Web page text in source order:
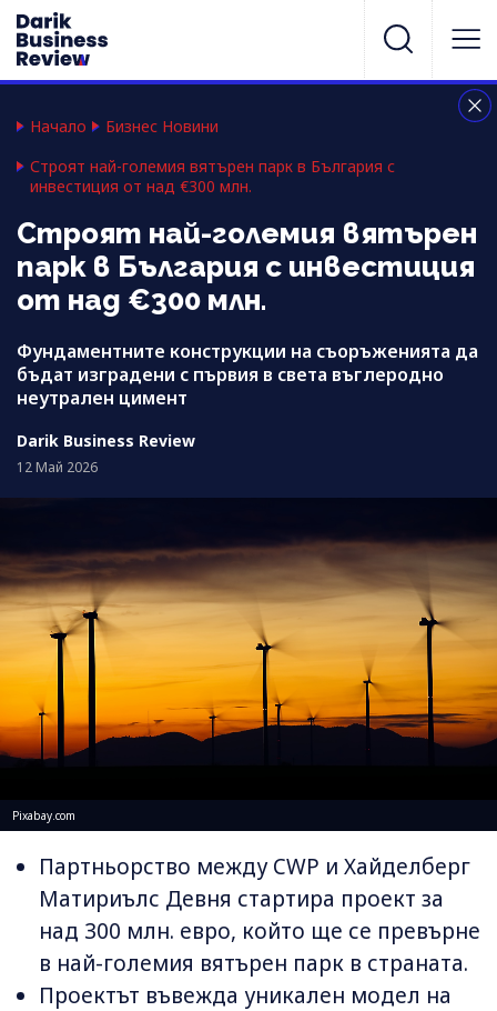
Начало
Бизнес Новини
Строят най-големия вятърен парк в България с
инвестиция от над €300 млн.
Строят най-големия вятърен
парк в България с инвестиция
от над €300 млн.
Фундаментните конструкции на съоръженията да
бъдат изградени с първия в света въглеродно
неутрален цимент
Darik Business Review
12 Май 2026
Pixabay.com
Партньорство между CWP и Хайделберг
Матириълс Девня стартира проект за
над 300 млн. евро, който ще се превърне
в най-големия вятърен парк в страната.
Проектът въвежда уникален модел на